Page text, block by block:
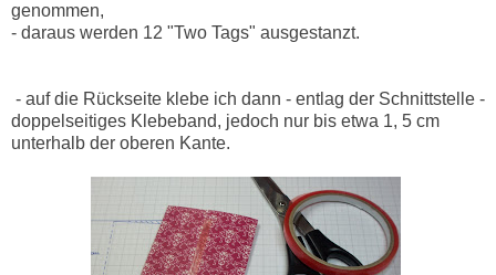
genommen,
- daraus werden 12 "Two Tags" ausgestanzt.
- auf die Rückseite klebe ich dann - entlag der Schnittstelle -
doppelseitiges Klebeband, jedoch nur bis etwa 1, 5 cm
unterhalb der oberen Kante.